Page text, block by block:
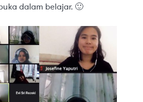
dalam belajar. 🙂